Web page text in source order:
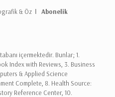
& Öz Ι Abonelik
içermektedir. Bunlar; 1.
Index with Reviews, 3. Business
& Applied Science
Complete, 8. Health Source:
Reference Center, 10.